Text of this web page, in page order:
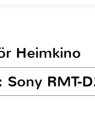
Heimkino
RMT-